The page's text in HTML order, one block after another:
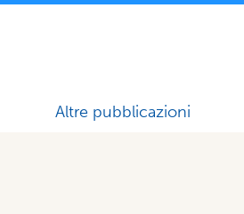
Altre pubblicazioni